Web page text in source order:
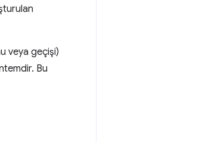
veya geçişi)
Bu